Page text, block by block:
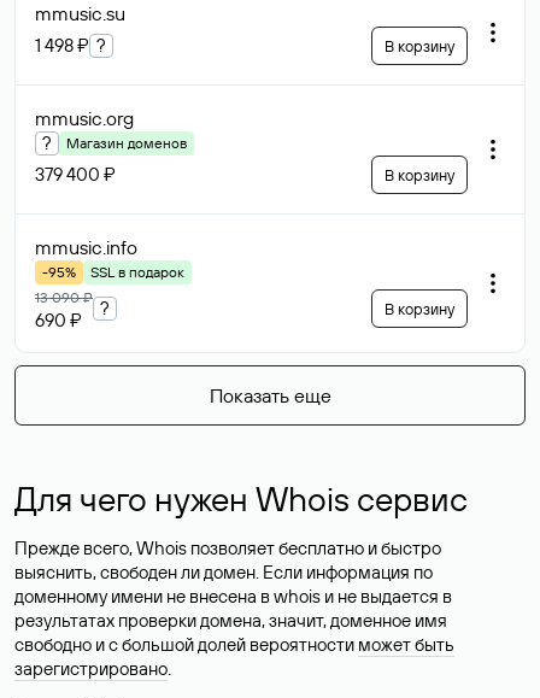
mmusic.su
1 498 ₽ ? В корзину
mmusic.org
? Магазин доменов
379 400 ₽ В корзину
mmusic.info
-95%
SSL в подарок
13 090 ₽
690 ₽
? В корзину
Показать еще
Для чего нужен Whois сервис
Прежде всего, Whois позволяет бесплатно и быстро
выяснить, свободен ли домен. Если информация по
доменному имени не внесена в whois и не выдается в
результатах проверки домена, значит, доменное имя
свободно и с большой долей вероятности может быть
зарегистрировано.